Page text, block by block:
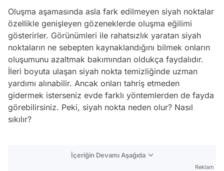
Oluşma aşamasında asla fark edilmeyen siyah noktalar
özellikle genişleyen gözeneklerde oluşma eğilimi
gösterirler. Görünümleri ile rahatsızlık yaratan siyah
noktaların ne sebepten kaynaklandığını bilmek onların
oluşumunu azaltmak bakımından oldukça faydalıdır.
İleri boyuta ulaşan siyah nokta temizliğinde uzman
yardımı alınabilir. Ancak onları tahriş etmeden
gidermek isterseniz evde farklı yöntemlerden de fayda
görebilirsiniz. Peki, siyah nokta neden olur? Nasıl
sıkılır?
İçeriğin Devamı Aşağıda
Reklam